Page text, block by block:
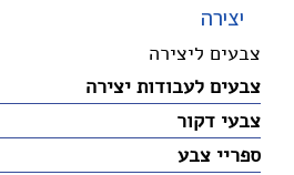
יצירה
צבעים ליצירה
צבעים לעבודות יצירה
צבעי דקור
ספריי צבע